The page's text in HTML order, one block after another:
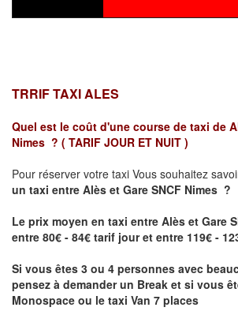
TRRIF TAXI ALES
Quel est le coût d'une course de taxi de
Nimes ? ( TARIF JOUR ET NUIT )
Pour réserver votre taxi Vous souhaitez
un taxi entre Alès et Gare SNCF Nimes ?
Le prix moyen en taxi entre Alès et Gare
entre 80€ - 84€ tarif jour et entre 119€ -
Si vous êtes 3 ou 4 personnes avec
pensez à demander un Break et si vous
Monospace ou le taxi Van 7 places